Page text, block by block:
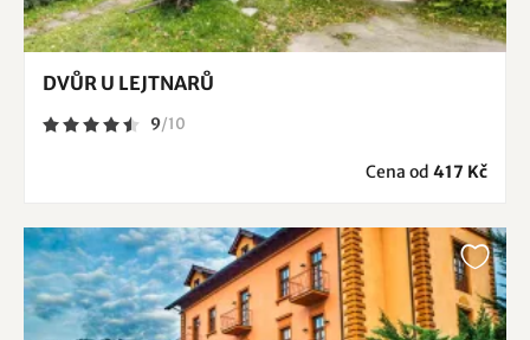
DVŮR U LEJTNARŮ
9/10
Cena od 417 Kč